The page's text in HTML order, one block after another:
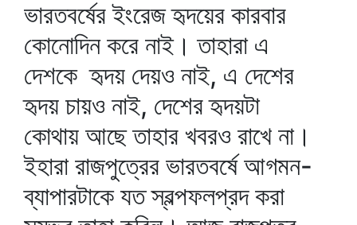
ভারতবর্ষের ইংরেজ হৃদয়ের কারবার
কোনোদিন করে নাই। তাহারা এ
দেশকে হৃদয় দেয়ও নাই, এ দেশের
হৃদয় চায়ও নাই, দেশের হৃদয়টা
কোথায় আছে তাহার খবরও রাখে না।
ইহারা রাজপুত্রের ভারতবর্ষে আগমন-
ব্যাপারটাকে যত স্বল্পফলপ্রদ করা